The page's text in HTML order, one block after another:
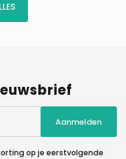
Aanmelden
op je eerstvolgende